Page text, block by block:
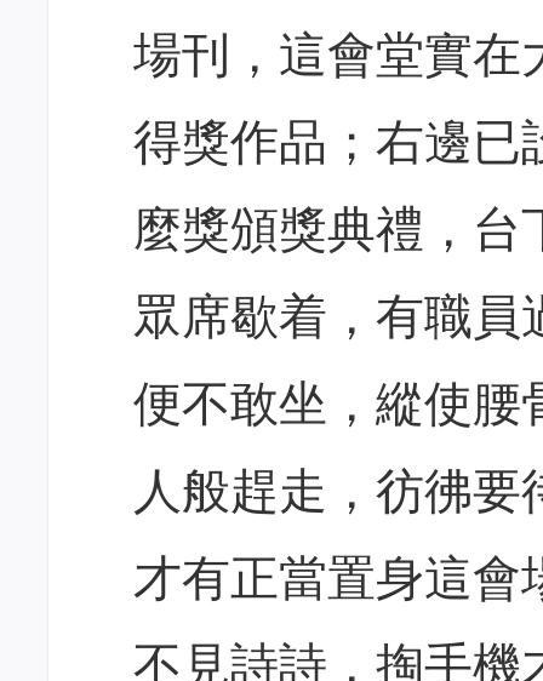
場刊，這會堂實在
得獎作品；右邊已
麼獎頒獎典禮，台
眾席歇着，有職員
便不敢坐，縱使腰
人般趕走，彷彿
才有正當置身這會
不見詩詩，掏手機